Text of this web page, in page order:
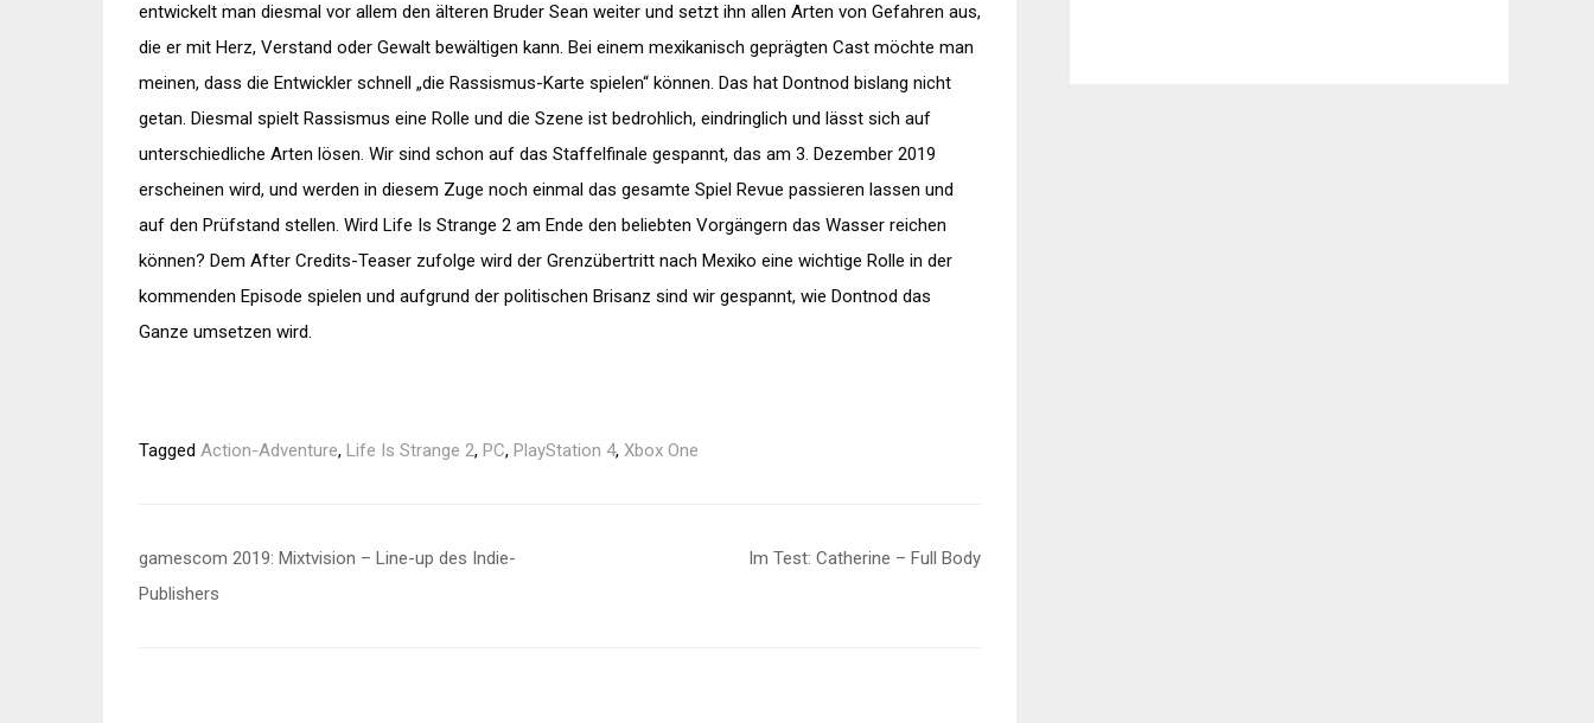
entwickelt man diesmal vor allem den älteren Bruder Sean weiter und setzt ihn allen Arten von Gefahren aus,
die er mit Herz, Verstand oder Gewalt bewältigen kann. Bei einem mexikanisch geprägten Cast möchte man
meinen, dass die Entwickler schnell „die Rassismus-Karte spielen“ können. Das hat Dontnod bislang nicht
getan. Diesmal spielt Rassismus eine Rolle und die Szene ist bedrohlich, eindringlich und lässt sich auf
unterschiedliche Arten lösen. Wir sind schon auf das Staffelfinale gespannt, das am 3. Dezember 2019
erscheinen wird, und werden in diesem Zuge noch einmal das gesamte Spiel Revue passieren lassen und
auf den Prüfstand stellen. Wird Life Is Strange 2 am Ende den beliebten Vorgängern das Wasser reichen
können? Dem After Credits-Teaser zufolge wird der Grenzübertritt nach Mexiko eine wichtige Rolle in der
kommenden Episode spielen und aufgrund der politischen Brisanz sind wir gespannt, wie Dontnod das
Ganze umsetzen wird.
Tagged Action-Adventure, Life Is Strange 2, PC, PlayStation 4, Xbox One
Beitragsnavigation
gamescom 2019: Mixtvision – Line-up des Indie-
Publishers
Im Test: Catherine – Full Body